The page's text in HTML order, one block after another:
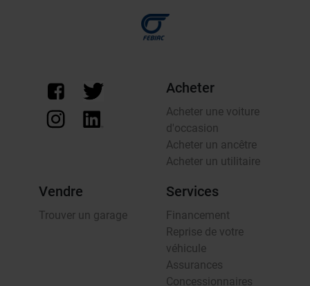
Acheter
Acheter une voiture
d'occasion
Acheter un ancêtre
Acheter un utilitaire
Vendre
Trouver un garage
Services
Financement
Reprise de votre
véhicule
Assurances
Concessionnaires